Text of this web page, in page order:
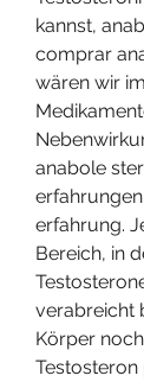
kannst,
comprar
wären wir
anabole
erfahrung.
Bereich, in
verabreicht
Körper